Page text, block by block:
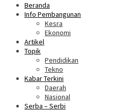
Beranda
Info Pembangunan
Kesra
Ekonomi
Artikel
Topik
Pendidikan
Tekno
Kabar Terkini
Daerah
Nasional
Serba – Serbi